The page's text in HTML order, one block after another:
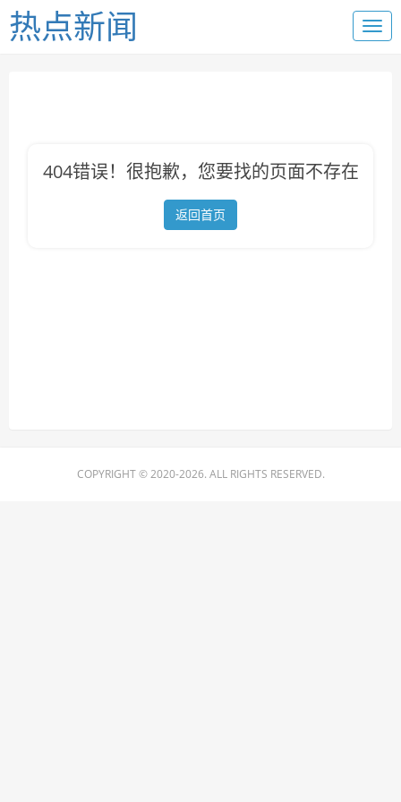
热点新闻
404错误！很抱歉，您要找的页面不存在
返回首页
COPYRIGHT © 2020-2026. ALL RIGHTS RESERVED.